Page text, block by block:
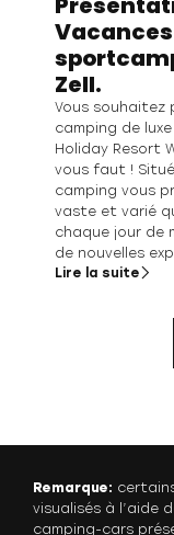
Zell.
Vous souhaitez
camping de
Holiday Resort
vous faut !
camping vous
vaste et varié
chaque jour de
de nouvelles
Lire la suite
Remarque:
visualisés à l’aide
camping-cars